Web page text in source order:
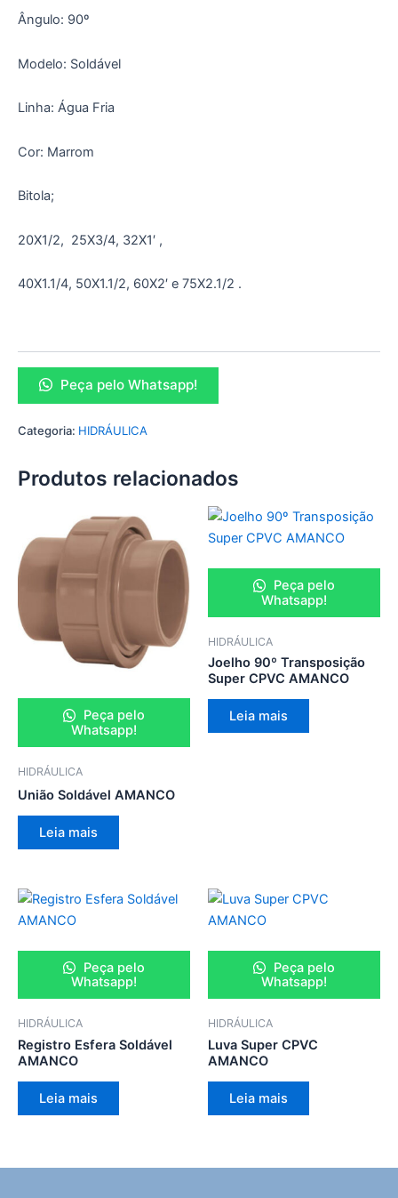
Ângulo: 90º
Modelo: Soldável
Linha: Água Fria
Cor: Marrom
Bitola;
20X1/2, 25X3/4, 32X1′ ,
40X1.1/4, 50X1.1/2, 60X2′ e 75X2.1/2 .
Peça pelo Whatsapp!
Categoria: HIDRÁULICA
Produtos relacionados
Peça pelo
Whatsapp!
HIDRÁULICA
União Soldável AMANCO
Leia mais
Peça pelo
Whatsapp!
HIDRÁULICA
Joelho 90º Transposição
Super CPVC AMANCO
Leia mais
Peça pelo
Whatsapp!
HIDRÁULICA
Registro Esfera Soldável
AMANCO
Leia mais
Peça pelo
Whatsapp!
HIDRÁULICA
Luva Super CPVC
AMANCO
Leia mais